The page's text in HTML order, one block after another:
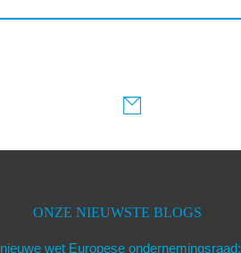
ONZE NIEUWSTE BLOGS
nieuwe wet Europese ondernemingsraad: